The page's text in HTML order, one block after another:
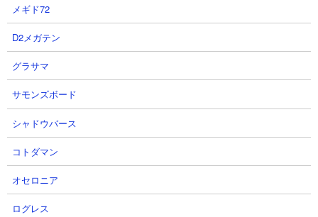
【Gジェネ】SDガンダムイベント
で期待してること３選！
ダンスマン百式さん
2026.08.07 11:44（4時間前）NEW!
限定アルトロン
さん
5
メギド72
D2メガテン
グラサマ
サモンズボード
シャドウバース
コトダマン
オセロニア
ログレス